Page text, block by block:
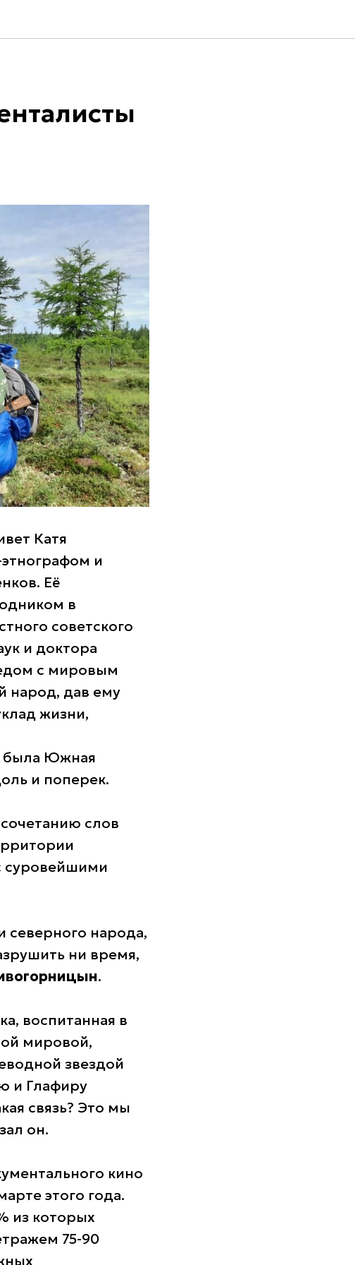
Катя
и
Её
в
советского
и доктора
с мировым
народ, дав ему
жизни,
была Южная
и поперек.
слов
суровейшими
народа,
ни время,
.
воспитанная в
мировой,
звездой
и Глафиру
связь? Это мы
он.
кино
этого года.
из которых
75-90